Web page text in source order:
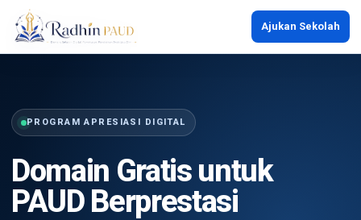
Ajukan Sekolah
PROGRAM APRESIASI DIGITAL
Domain Gratis untuk
PAUD Berprestasi